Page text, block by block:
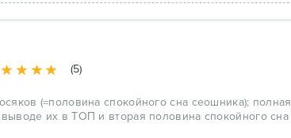
(5)
(=половина спокойного сна сеошника); полная
их в ТОП и вторая половина спокойного сна